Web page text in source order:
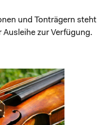
und Tonträgern steht
zur Verfügung.